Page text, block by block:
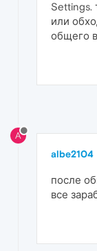
Settings.
или
общего
A
albe2104
после
все